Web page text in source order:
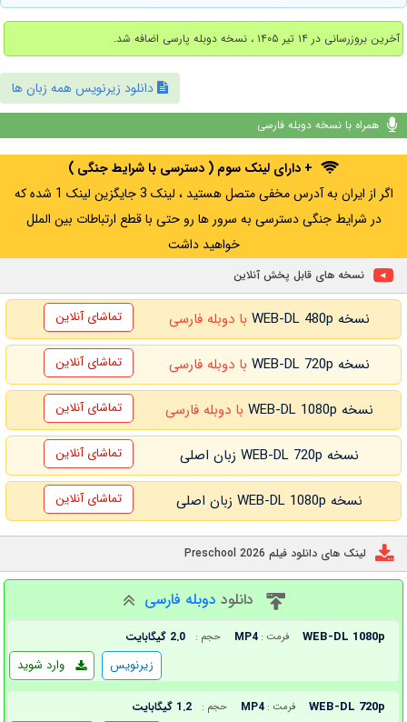
آخرین بروزرسانی در ۱۴ تیر ۱۴۰۵ ، نسخه دوبله پارسی اضافه شد.
دانلود زیرنویس همه زبان ها
همراه با نسخه دوبله فارسی
+ دارای لینک سوم ( دسترسی با شرایط جنگی )
اگر از ایران به آدرس مخفی متصل هستید ، لینک 3 جایگزین لینک 1 شده که
در شرایط جنگی دسترسی به سرور ها رو حتی با قطع ارتباطات بین الملل
خواهید داشت
نسخه های قابل پخش آنلاین
نسخه WEB-DL 480p با دوبله فارسی تماشای آنلاین
نسخه WEB-DL 720p با دوبله فارسی تماشای آنلاین
نسخه WEB-DL 1080p با دوبله فارسی تماشای آنلاین
نسخه WEB-DL 720p زبان اصلی تماشای آنلاین
نسخه WEB-DL 1080p زبان اصلی تماشای آنلاین
لینک های دانلود فیلم Preschool 2026
دانلود دوبله فارسی
WEB-DL 1080p فرمت : MP4 حجم : 2.0 گیگابایت
وارد شوید زیرنویس
WEB-DL 720p فرمت : MP4 حجم : 1.2 گیگابایت